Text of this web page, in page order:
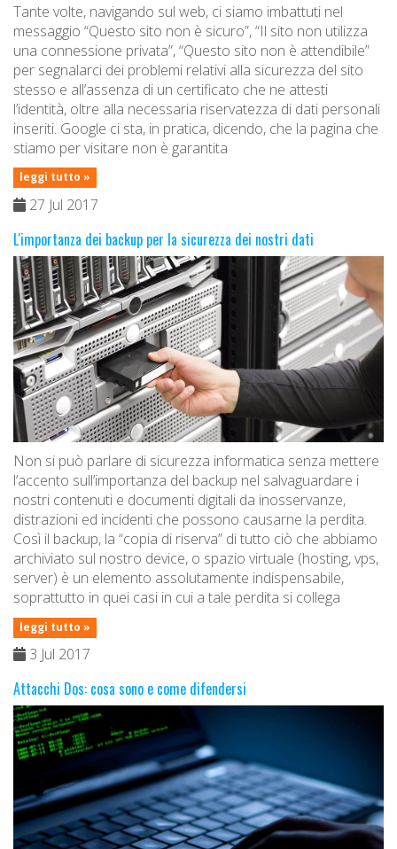
Tante volte, navigando sul web, ci siamo imbattuti nel
messaggio “Questo sito non è sicuro”, “Il sito non utilizza
una connessione privata”, “Questo sito non è attendibile”
per segnalarci dei problemi relativi alla sicurezza del sito
stesso e all’assenza di un certificato che ne attesti
l’identità, oltre alla necessaria riservatezza di dati personali
inseriti. Google ci sta, in pratica, dicendo, che la pagina che
stiamo per visitare non è garantita
leggi tutto »
27 Jul 2017
L'importanza dei backup per la sicurezza dei nostri dati
Non si può parlare di sicurezza informatica senza mettere
l’accento sull’importanza del backup nel salvaguardare i
nostri contenuti e documenti digitali da inosservanze,
distrazioni ed incidenti che possono causarne la perdita.
Così il backup, la “copia di riserva” di tutto ciò che abbiamo
archiviato sul nostro device, o spazio virtuale (hosting, vps,
server) è un elemento assolutamente indispensabile,
soprattutto in quei casi in cui a tale perdita si collega
leggi tutto »
3 Jul 2017
Attacchi Dos: cosa sono e come difendersi